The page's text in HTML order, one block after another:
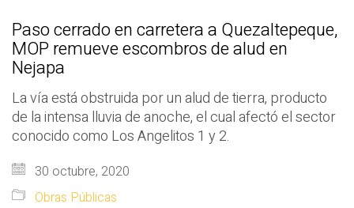
Paso cerrado en carretera a Quezaltepeque,
MOP remueve escombros de alud en
Nejapa
La vía está obstruida por un alud de tierra, producto
de la intensa lluvia de anoche, el cual afectó el sector
conocido como Los Angelitos 1 y 2.
30 octubre, 2020
Obras Públicas